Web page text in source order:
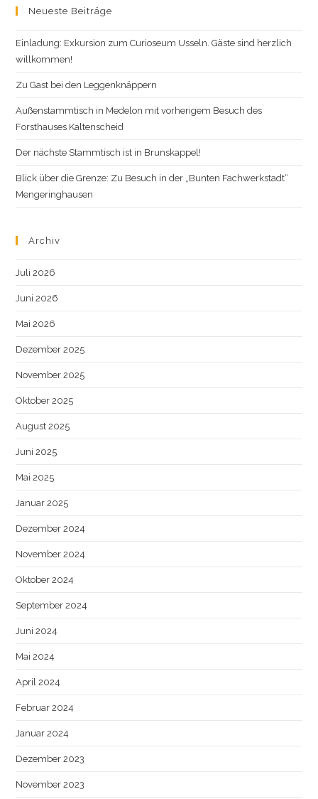
Neueste Beiträge
Einladung: Exkursion zum Curioseum Usseln. Gäste sind herzlich
willkommen!
Zu Gast bei den Leggenknäppern
Außenstammtisch in Medelon mit vorherigem Besuch des
Forsthauses Kaltenscheid
Der nächste Stammtisch ist in Brunskappel!
Blick über die Grenze: Zu Besuch in der „Bunten Fachwerkstadt“
Mengeringhausen
Archiv
Juli 2026
Juni 2026
Mai 2026
Dezember 2025
November 2025
Oktober 2025
August 2025
Juni 2025
Mai 2025
Januar 2025
Dezember 2024
November 2024
Oktober 2024
September 2024
Juni 2024
Mai 2024
April 2024
Februar 2024
Januar 2024
Dezember 2023
November 2023